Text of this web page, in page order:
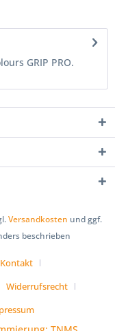
GRIP PRO.
Versandkosten und ggf.
beschrieben
Kontakt
Widerrufsrecht